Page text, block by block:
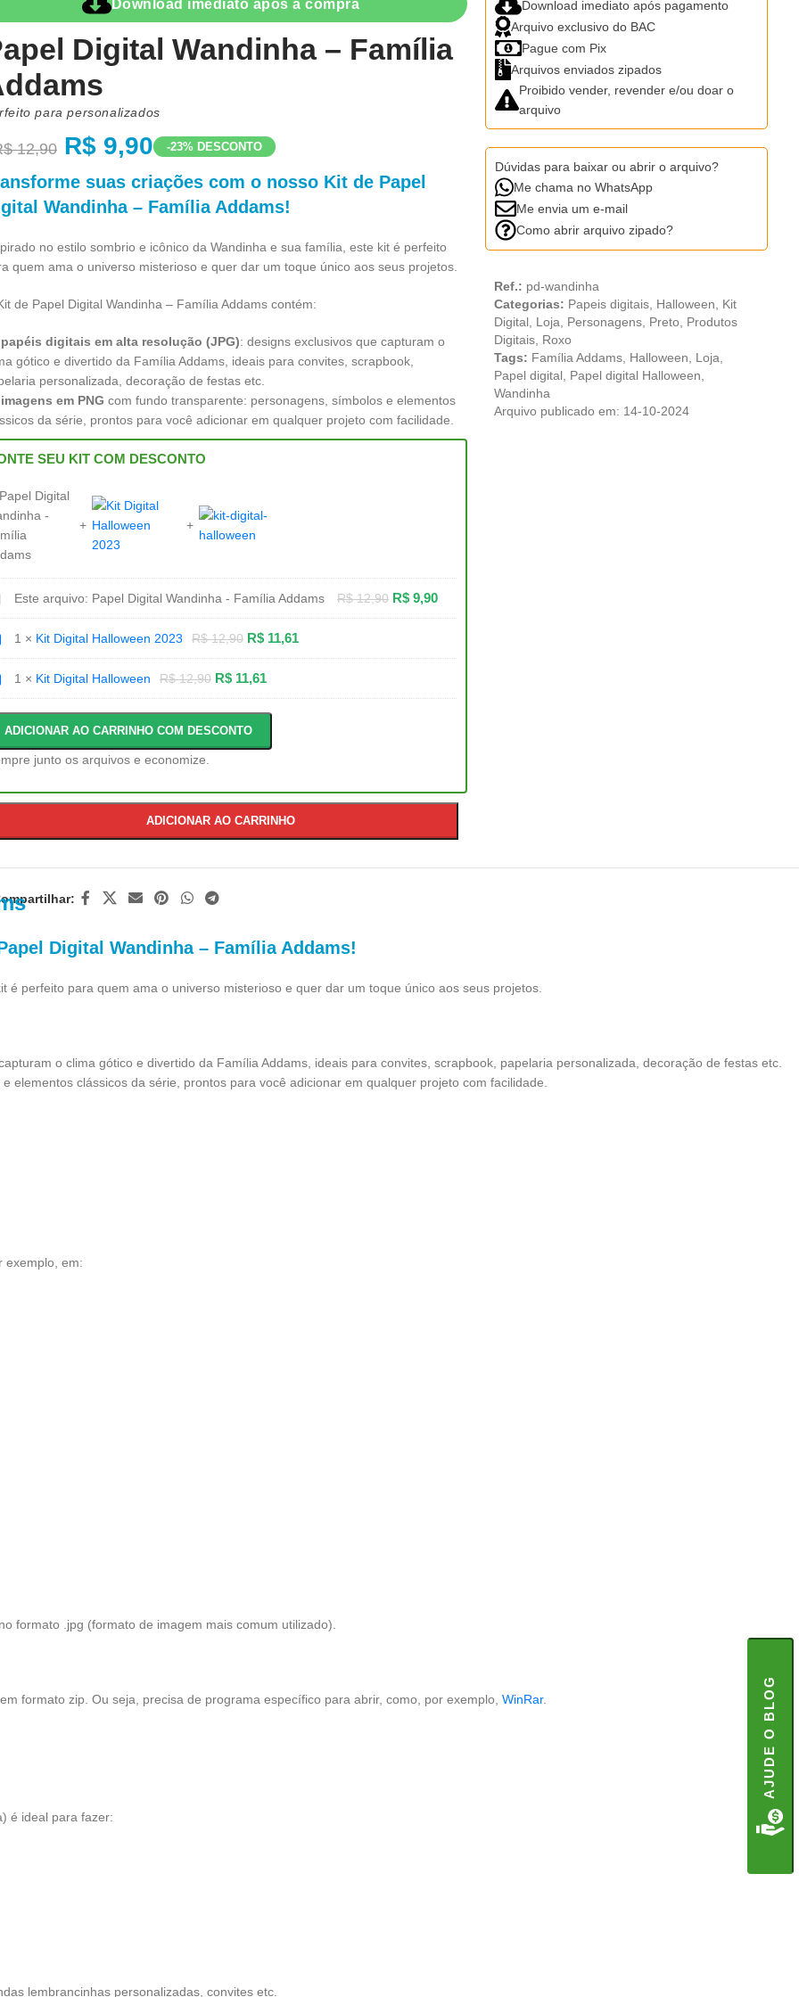
Download imediato após a compra
Digital Wandinha – Família
para personalizados
12,90 R$ 9,90 -23% DESCONTO
suas criações com o nosso Kit de Papel
Wandinha – Família Addams!
no estilo sombrio e icônico da Wandinha e sua família, este kit é perfeito
quem ama o universo misterioso e quer dar um toque único aos seus projetos.
de Papel Digital Wandinha – Família Addams contém:
papéis digitais em alta resolução (JPG): designs exclusivos que capturam o
gótico e divertido da Família Addams, ideais para convites, scrapbook,
personalizada, decoração de festas etc.
em PNG com fundo transparente: personagens, símbolos e elementos
da série, prontos para você adicionar em qualquer projeto com facilidade.
SEU KIT COM DESCONTO
Este arquivo: Papel Digital Wandinha - Família Addams R$12,90 R$ 9,90
1 × Kit Digital Halloween 2023 R$12,90 R$ 11,61
1 × Kit Digital Halloween R$12,90 R$ 11,61
ADICIONAR AO CARRINHO COM DESCONTO
junto os arquivos e economize.
ADICIONAR AO CARRINHO
Download imediato após pagamento
Arquivo exclusivo do BAC
Pague com Pix
Arquivos enviados zipados
Proibido vender, revender e/ou doar o
arquivo
Dúvidas para baixar ou abrir o arquivo?
Me chama no WhatsApp
Me envia um e-mail
Como abrir arquivo zipado?
Ref.: pd-wandinha
Categorias: Papeis digitais Halloween
Kit
Digital Loja Personagens Preto
Produtos
Digitais Roxo
Tags: Família Addams Halloween Loja
Papel digital Papel digital Halloween
Wandinha
Arquivo publicado em: 14-10-2024
Digital Wandinha – Família Addams!
perfeito para quem ama o universo misterioso e quer dar um toque único aos seus projetos.
o clima gótico e divertido da Família Addams, ideais para convites, scrapbook, papelaria personalizada, decoração de festas etc.
elementos clássicos da série, prontos para você adicionar em qualquer projeto com facilidade.
exemplo, em:
formato .jpg (formato de imagem mais comum utilizado).
formato zip. Ou seja, precisa de programa específico para abrir, como, por exemplo, WinRar.
é ideal para fazer:
lembrancinhas personalizadas, convites etc.
AJUDE O BLOG